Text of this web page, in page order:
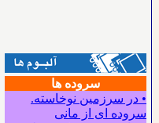
سروده ها
• در سرزمین نوخاسته.
سروده ای از مانی